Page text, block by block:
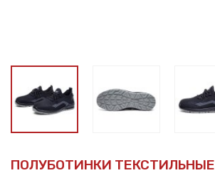
ПОЛУБОТИНКИ ТЕКСТИЛЬНЫЕ